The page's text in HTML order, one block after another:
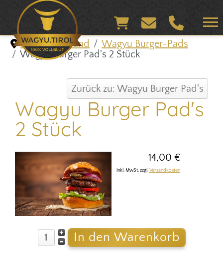
Shop & Versand
Wagyu Burger-Pads
Wagyu Burger Pad's 2 Stück
Zurück zu: Wagyu Burger Pad's
Wagyu Burger Pad's
2 Stück
14,00 €
inkl. MwSt. zzgl.Versandkosten